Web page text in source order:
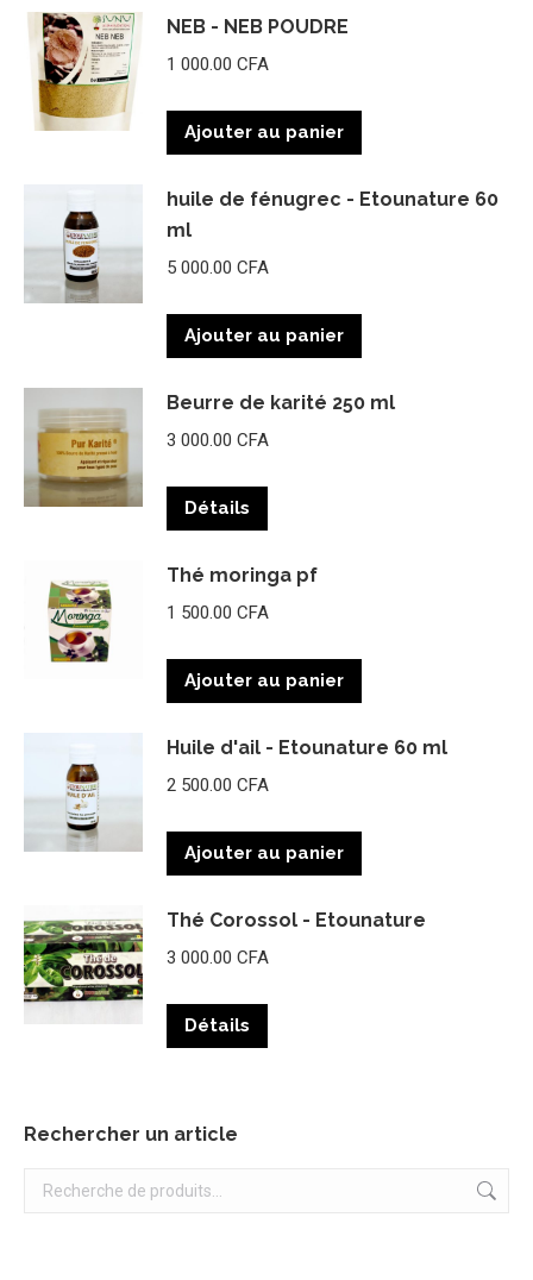
NEB - NEB POUDRE
1 000.00 CFA
Ajouter au panier
huile de fénugrec - Etounature 60
ml
5 000.00 CFA
Ajouter au panier
Beurre de karité 250 ml
3 000.00 CFA
Détails
Thé moringa pf
1 500.00 CFA
Ajouter au panier
Huile d'ail - Etounature 60 ml
2 500.00 CFA
Ajouter au panier
Thé Corossol - Etounature
3 000.00 CFA
Détails
Rechercher un article